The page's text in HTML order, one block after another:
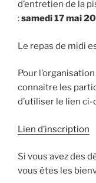
d’entretien de la
:samedi 17 mai
Le repas de midi
Pour
connaitre les
d’utiliser le lien ci-
Lien d’inscription
Si vous avez des
vous êtes les